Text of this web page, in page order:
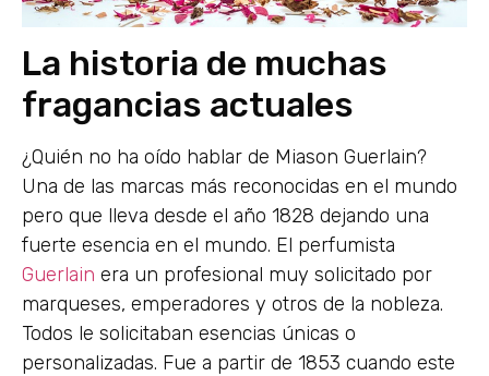
La historia de muchas
fragancias actuales
¿Quién no ha oído hablar de Miason Guerlain?
Una de las marcas más reconocidas en el mundo
pero que lleva desde el año 1828 dejando una
fuerte esencia en el mundo. El perfumista
Guerlain era un profesional muy solicitado por
marqueses, emperadores y otros de la nobleza.
Todos le solicitaban esencias únicas o
personalizadas. Fue a partir de 1853 cuando este